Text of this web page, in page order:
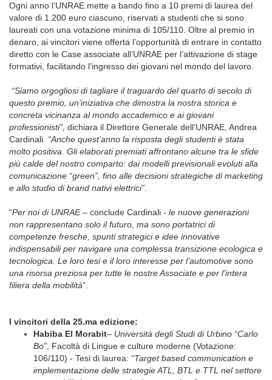
Ogni anno l’UNRAE mette a bando fino a 10 premi di laurea del
valore di 1.200 euro ciascuno, riservati a studenti che si sono
laureati con una votazione minima di 105/110. Oltre al premio in
denaro, ai vincitori viene offerta l’opportunità di entrare in contatto
diretto con le Case associate all’UNRAE per l’attivazione di stage
formativi, facilitando l’ingresso dei giovani nel mondo del lavoro.
“Siamo orgogliosi di tagliare il traguardo del quarto di secolo di
questo premio, un’iniziativa che dimostra la nostra storica e
concreta vicinanza al mondo accademico e ai giovani
professionisti”, dichiara il Direttore Generale dell’UNRAE, Andrea
Cardinali. “Anche quest’anno la risposta degli studenti è stata
molto positiva. Gli elaborati premiati affrontano alcune tra le sfide
più calde del nostro comparto: daimodelli previsionali evoluti alla
comunicazione “green”, fino alle decisioni strategiche di marketing
e allo studio di brand nativi elettrici”.
“Per noi di UNRAE – conclude Cardinali - le nuove generazioni
non rappresentano solo il futuro, ma sono portatrici di
competenze fresche, spunti strategici e idee innovative
indispensabili per navigare una complessa transizione ecologica e
tecnologica. Le loro tesi e il loro interesse per l’automotive sono
una risorsa preziosa per tutte le nostre Associate e per l’intera
filiera della mobilità”.
I vincitori della 25.ma edizione:
Habiba El Morabit– Università degli Studi di Urbino “Carlo
Bo”, Facoltà di Lingue e culture moderne (Votazione:
106/110) - Tesi di laurea: “Target based communication e
implementazione delle strategie ATL, BTL e TTL nel settore